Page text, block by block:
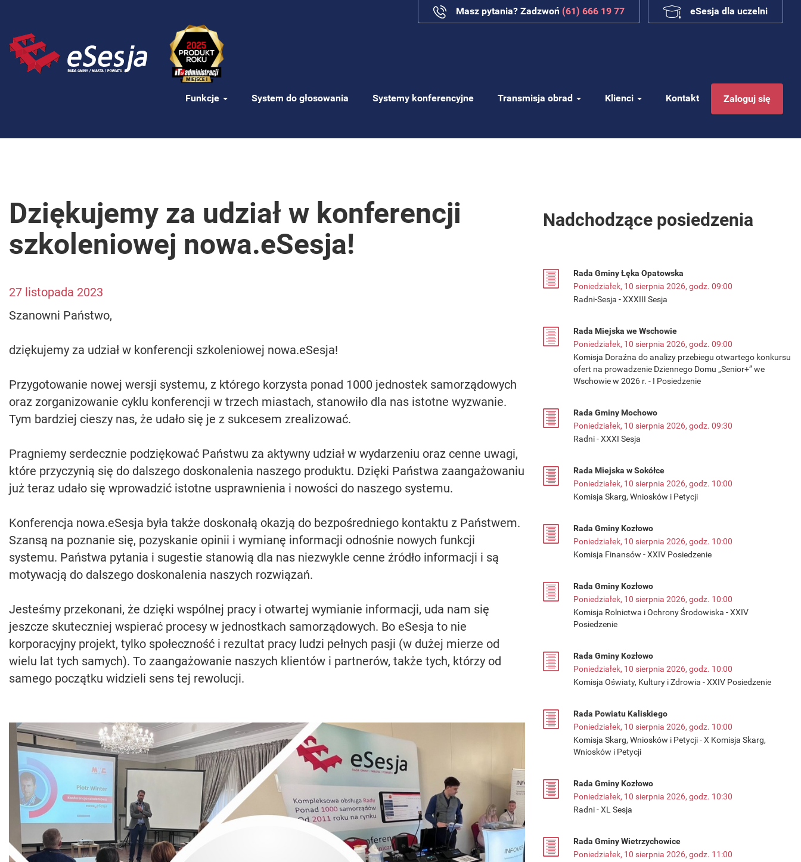
Masz pytania? Zadzwoń (61) 666 19 77 eSesja dla uczelni
Funkcje System do głosowania Systemy konferencyjne Transmisja obrad Klienci Kontakt Zaloguj się
Dziękujemy za udział w konferencji
szkoleniowej nowa.eSesja!
27 listopada 2023
Szanowni Państwo,
dziękujemy za udział w konferencji szkoleniowej nowa.eSesja!
Przygotowanie nowej wersji systemu, z którego korzysta ponad 1000 jednostek samorządowych
oraz zorganizowanie cyklu konferencji w trzech miastach, stanowiło dla nas istotne wyzwanie.
Tym bardziej cieszy nas, że udało się je z sukcesem zrealizować.
Pragniemy serdecznie podziękować Państwu za aktywny udział w wydarzeniu oraz cenne uwagi,
które przyczynią się do dalszego doskonalenia naszego produktu. Dzięki Państwa zaangażowaniu
już teraz udało się wprowadzić istotne usprawnienia i nowości do naszego systemu.
Konferencja nowa.eSesja była także doskonałą okazją do bezpośredniego kontaktu z Państwem.
Szansą na poznanie się, pozyskanie opinii i wymianę informacji odnośnie nowych funkcji
systemu. Państwa pytania i sugestie stanowią dla nas niezwykle cenne źródło informacji i są
motywacją do dalszego doskonalenia naszych rozwiązań.
Jesteśmy przekonani, że dzięki wspólnej pracy i otwartej wymianie informacji, uda nam się
jeszcze skuteczniej wspierać procesy w jednostkach samorządowych. Bo eSesja to nie
korporacyjny projekt, tylko społeczność i rezultat pracy ludzi pełnych pasji (w dużej mierze od
wielu lat tych samych). To zaangażowanie naszych klientów i partnerów, także tych, którzy od
samego początku widzieli sens tej rewolucji.
Nadchodzące posiedzenia
Rada Gminy Łęka Opatowska
Poniedziałek, 10 sierpnia 2026, godz. 09:00
Radni-Sesja - XXXIII Sesja
Rada Miejska we Wschowie
Poniedziałek, 10 sierpnia 2026, godz. 09:00
Komisja Doraźna do analizy przebiegu otwartego konkursu
ofert na prowadzenie Dziennego Domu „Senior+” we
Wschowie w 2026 r. - I Posiedzenie
Rada Gminy Mochowo
Poniedziałek, 10 sierpnia 2026, godz. 09:30
Radni - XXXI Sesja
Rada Miejska w Sokółce
Poniedziałek, 10 sierpnia 2026, godz. 10:00
Komisja Skarg, Wniosków i Petycji
Rada Gminy Kozłowo
Poniedziałek, 10 sierpnia 2026, godz. 10:00
Komisja Finansów - XXIV Posiedzenie
Rada Gminy Kozłowo
Poniedziałek, 10 sierpnia 2026, godz. 10:00
Komisja Rolnictwa i Ochrony Środowiska - XXIV
Posiedzenie
Rada Gminy Kozłowo
Poniedziałek, 10 sierpnia 2026, godz. 10:00
Komisja Oświaty, Kultury i Zdrowia - XXIV Posiedzenie
Rada Powiatu Kaliskiego
Poniedziałek, 10 sierpnia 2026, godz. 10:00
Komisja Skarg, Wniosków i Petycji - X Komisja Skarg,
Wniosków i Petycji
Rada Gminy Kozłowo
Poniedziałek, 10 sierpnia 2026, godz. 10:30
Radni - XL Sesja
Rada Gminy Wietrzychowice
Poniedziałek, 10 sierpnia 2026, godz. 11:00